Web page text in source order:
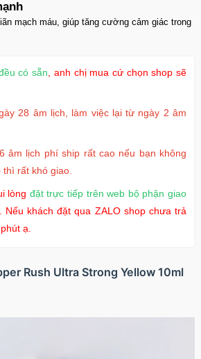
mạch máu, giúp tăng cường cảm giác trong
có sẵn , anh chị mua cứ chọn shop sẽ
28 âm lịch, làm việc lại từ ngày 2 âm
âm lịch phí ship rất cao nếu bạn không
rất khó giao.
lòng đặt trực tiếp trên web bộ phận giao
Nếu khách đặt qua ZALO shop chưa trả
ạ.
Rush Ultra Strong Yellow 10ml